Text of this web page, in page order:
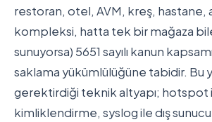
restoran, otel, AVM, kreş, hastane,
kompleksi, hatta tek bir mağaza
sunuyorsa) 5651 sayılı kanun
saklama yükümlülüğüne tabidir. Bu
gerektirdiği teknik altyapı; hotspot
kimliklendirme, syslog ile dış